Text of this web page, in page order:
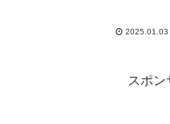
2025.01.03
スポン